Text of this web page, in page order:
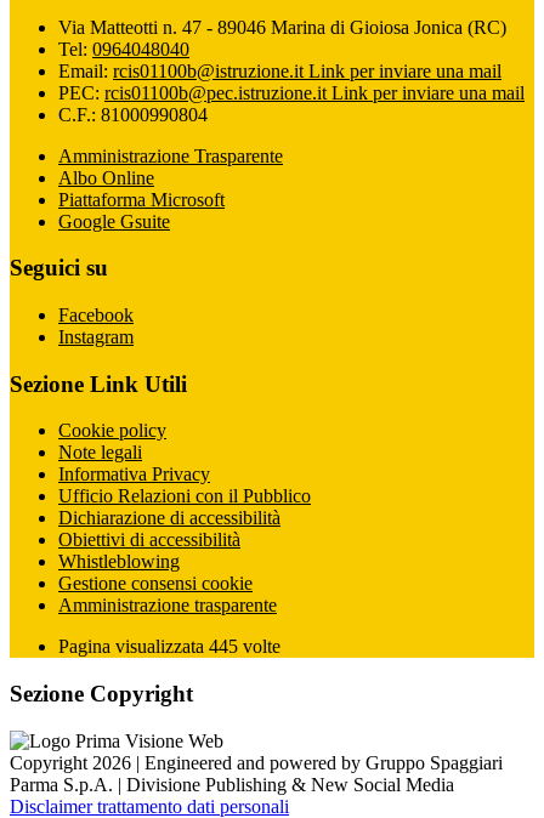
Via Matteotti n. 47 - 89046 Marina di Gioiosa Jonica (RC)
Tel: 0964048040
Email: rcis01100b@istruzione.it Link per inviare una mail
PEC: rcis01100b@pec.istruzione.it Link per inviare una mail
C.F.: 81000990804
Amministrazione Trasparente
Albo Online
Piattaforma Microsoft
Google Gsuite
Seguici su
Facebook
Instagram
Sezione Link Utili
Cookie policy
Note legali
Informativa Privacy
Ufficio Relazioni con il Pubblico
Dichiarazione di accessibilità
Obiettivi di accessibilità
Whistleblowing
Gestione consensi cookie
Amministrazione trasparente
Pagina visualizzata 445 volte
Sezione Copyright
Copyright 2026 | Engineered and powered by Gruppo Spaggiari
Parma S.p.A. | Divisione Publishing & New Social Media
Disclaimer trattamento dati personali